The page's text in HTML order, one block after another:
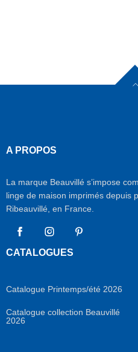
A PROPOS
La marque Beauvillé s’impose
linge de maison imprimés depuis
Ribeauvillé, en France.
FacebookInstagram
CATALOGUES
Catalogue Printemps/été 2026
Catalogue collection Beauvillé
2026